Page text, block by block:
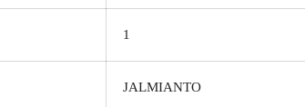
1
JALMIANTO